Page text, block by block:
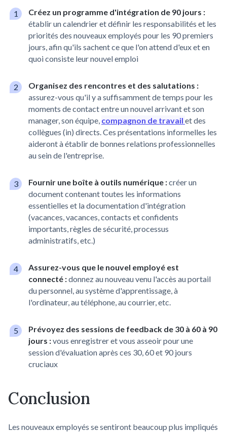
Créez un programme d'intégration de 90 jours :
établir un calendrier et définir les responsabilités et les
priorités des nouveaux employés pour les 90 premiers
jours, afin qu'ils sachent ce que l'on attend d'eux et en
quoi consiste leur nouvel emploi
Organisez des rencontres et des salutations :
assurez-vous qu'il y a suffisamment de temps pour les
moments de contact entre un nouvel arrivant et son
manager, son équipe, compagnon de travail et des
collègues (in) directs. Ces présentations informelles les
aideront à établir de bonnes relations professionnelles
au sein de l'entreprise.
Fournir une boîte à outils numérique :créer un
document contenant toutes les informations
essentielles et la documentation d'intégration
(vacances, vacances, contacts et confidents
importants, règles de sécurité, processus
administratifs, etc.)
Assurez-vous que le nouvel employé est
connecté :donnez au nouveau venu l'accès au portail
du personnel, au système d'apprentissage, à
l'ordinateur, au téléphone, au courrier, etc.
Prévoyez des sessions de feedback de 30 à 60 à 90
jours :vous enregistrer et vous asseoir pour une
session d'évaluation après ces 30, 60 et 90 jours
cruciaux
Conclusion
Les nouveaux employés se sentiront beaucoup plus impliqués